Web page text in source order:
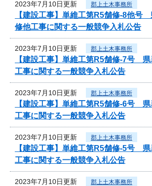
2023年7月10日更新 郡上土木事務所
【建設工事】単維工第R5舗修-8他号
修他工事に関する一般競争入札公告
2023年7月10日更新 郡上土木事務所
【建設工事】単維工第R5舗修-7号
工事に関する一般競争入札公告
2023年7月10日更新 郡上土木事務所
【建設工事】単維工第R5舗修-6号
工事に関する一般競争入札公告
2023年7月10日更新 郡上土木事務所
【建設工事】単維工第R5舗修-5号
工事に関する一般競争入札公告
2023年7月10日更新 郡上土木事務所